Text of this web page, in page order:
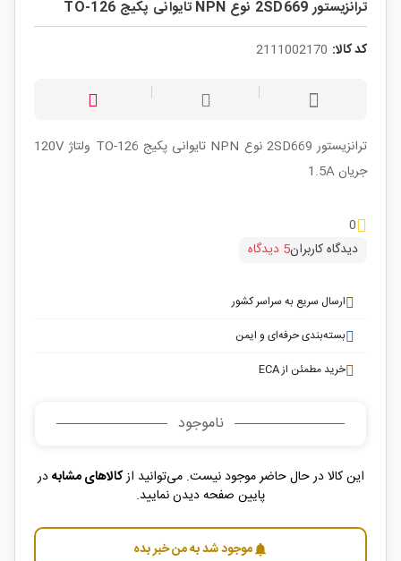
ترانزیستور 2SD669 نوع NPN تایوانی پکیج TO-126
کد کالا: 2111002170
ترانزیستور 2SD669 نوع NPN تایوانی پکیج TO-126 ولتاژ 120V
جریان 1.5A
0
دیدگاه کاربران5 دیدگاه
ارسال سریع به سراسر کشور
بسته‌بندی حرفه‌ای و ایمن
خرید مطمئن از ECA
ناموجود
این کالا در حال حاضر موجود نیست. می‌توانید ازکالاهای مشابهدر
پایین صفحه دیدن نمایید.
notificationsموجود شد به من خبر بده